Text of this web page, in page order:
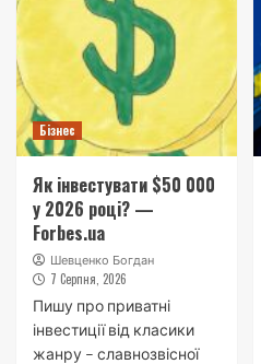
Бізнес
Як інвестувати $50 000
у 2026 році? —
Forbes.ua
Шевценко Богдан
7 Серпня, 2026
Пишу про приватні
інвестиції від класики
жанру – славнозвісної